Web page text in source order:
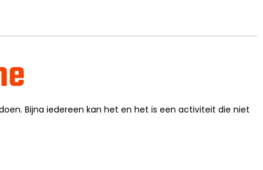
Bijna iedereen kan het en het is een activiteit die niet